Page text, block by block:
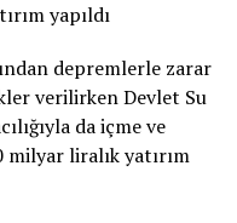
yapıldı
depremlerle zarar
verilirken Devlet Su
da içme ve
milyar liralık yatırım